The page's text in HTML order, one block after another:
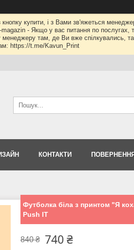
купити, і з Вами зв'яжеться
- Якщо у вас питання по послугах,
там, де Ви вже спілкувались,
https://t.me/Kavun_Print
КОНТАКТИ
Футболка біла з принтом "Я
Push IT
840 ₴ 740 ₴